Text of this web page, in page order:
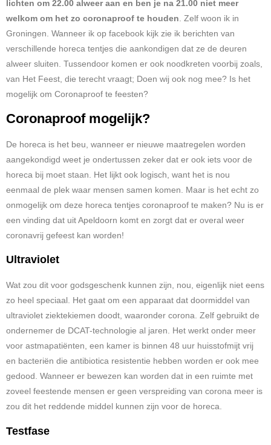
lichten om 22.00 alweer aan en ben je na 21.00 niet meer
welkom om het zo coronaproof te houden . Zelf woon ik in
Groningen. Wanneer ik op facebook kijk zie ik berichten van
verschillende horeca tentjes die aankondigen dat ze de deuren
alweer sluiten. Tussendoor komen er ook noodkreten voorbij zoals,
van Het Feest, die terecht vraagt; Doen wij ook nog mee? Is het
mogelijk om Coronaproof te feesten?
Coronaproof mogelijk?
De horeca is het beu, wanneer er nieuwe maatregelen worden
aangekondigd weet je ondertussen zeker dat er ook iets voor de
horeca bij moet staan. Het lijkt ook logisch, want het is nou
eenmaal de plek waar mensen samen komen. Maar is het echt zo
onmogelijk om deze horeca tentjes coronaproof te maken? Nu is er
een vinding dat uit Apeldoorn komt en zorgt dat er overal weer
coronavrij gefeest kan worden!
Ultraviolet
Wat zou dit voor godsgeschenk kunnen zijn, nou, eigenlijk niet eens
zo heel speciaal. Het gaat om een apparaat dat doormiddel van
ultraviolet ziektekiemen doodt, waaronder corona. Zelf gebruikt de
ondernemer de DCAT-technologie al jaren. Het werkt onder meer
voor astmapatiënten, een kamer is binnen 48 uur huisstofmijt vrij
en bacteriën die antibiotica resistentie hebben worden er ook mee
gedood. Wanneer er bewezen kan worden dat in een ruimte met
zoveel feestende mensen er geen verspreiding van corona meer is
zou dit het reddende middel kunnen zijn voor de horeca.
Testfase